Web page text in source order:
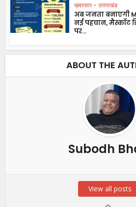
ख़बरसार • उत्तराखंड
अब जनता बनाएगी
नई पहचान, मैस्कॉट
पर...
ABOUT THE
Subodh
View all posts